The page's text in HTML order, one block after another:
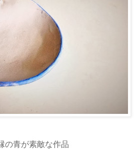
の青が素敵な作品